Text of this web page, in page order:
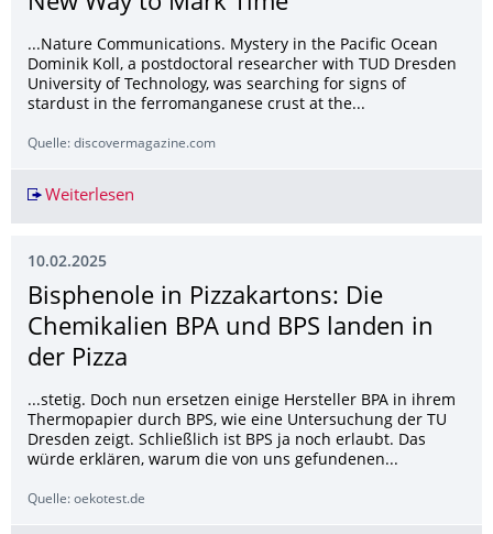
...Nature Communications. Mystery in the Pacific Ocean
Dominik Koll, a postdoctoral researcher with TUD Dresden
University of Technology, was searching for signs of
stardust in the ferromanganese crust at the...
Quelle: discovermagazine.com
Weiterlesen
10.02.2025
Bisphenole in Pizzakartons: Die
Chemikalien BPA und BPS landen in
der Pizza
...stetig. Doch nun ersetzen einige Hersteller BPA in ihrem
Thermopapier durch BPS, wie eine Untersuchung der TU
Dresden zeigt. Schließlich ist BPS ja noch erlaubt. Das
würde erklären, warum die von uns gefundenen...
Quelle: oekotest.de